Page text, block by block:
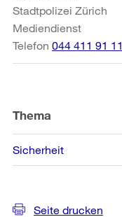
Stadtpolizei Zürich
Mediendienst
Telefon 044 411 91 11
Thema
Sicherheit
Seite drucken